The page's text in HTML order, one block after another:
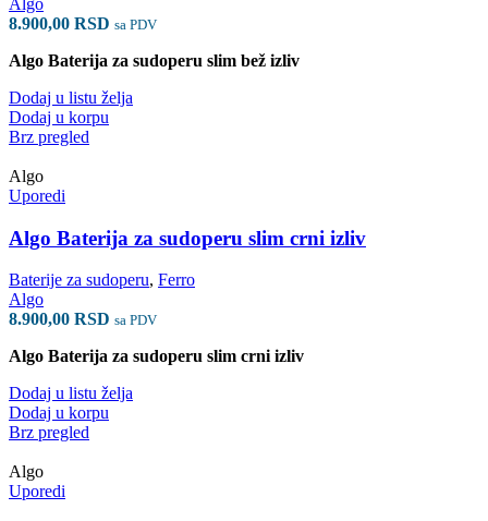
8.900,00 RSD sa PDV
Algo Baterija za sudoperu slim bež izliv
Dodaj u listu želja
Dodaj u korpu
Brz pregled
Algo
Uporedi
Algo Baterija za sudoperu slim crni izliv
Baterije za sudoperu, Ferro
Algo
8.900,00 RSD sa PDV
Algo Baterija za sudoperu slim crni izliv
Dodaj u listu želja
Dodaj u korpu
Brz pregled
Algo
Uporedi